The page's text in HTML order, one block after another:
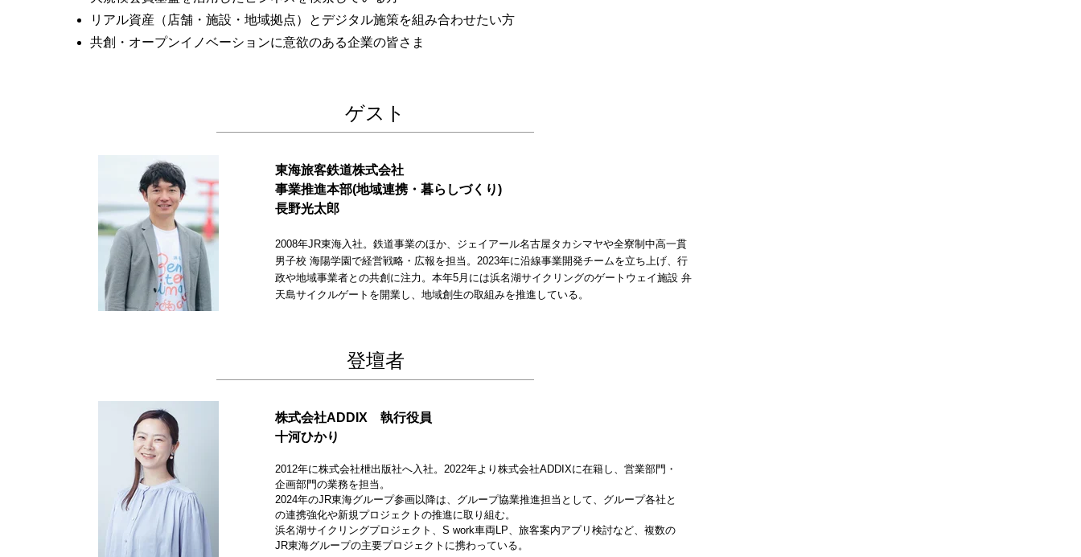
リアル資産（店舗・施設・地域拠点）とデジタル施策を組み合わせたい方
共創・オープンイノベーションに意欲のある企業の皆さま
ゲスト
東海旅客鉄道株式会社
事業推進本部(地域連携・暮らしづくり)
長野光太郎
2008年JR東海入社。鉄道事業のほか、ジェイアール名古屋タカシマヤや全寮制中高一貫
男子校 海陽学園で経営戦略・広報を担当。2023年に沿線事業開発チームを立ち上げ、行
政や地域事業者との共創に注力。本年5月には浜名湖サイクリングのゲートウェイ施設 弁
天島サイクルゲートを開業し、地域創生の取組みを推進している。
登壇者
株式会社ADDIX 執行役員
十河ひかり
2012年に株式会社枻出版社へ入社。2022年より株式会社ADDIXに在籍し、営業部門・
企画部門の業務を担当。
2024年のJR東海グループ参画以降は、グループ協業推進担当として、グループ各社と
の連携強化や新規プロジェクトの推進に取り組む。
浜名湖サイクリングプロジェクト、S work車両LP、旅客案内アプリ検討など、複数の
JR東海グループの主要プロジェクトに携わっている。